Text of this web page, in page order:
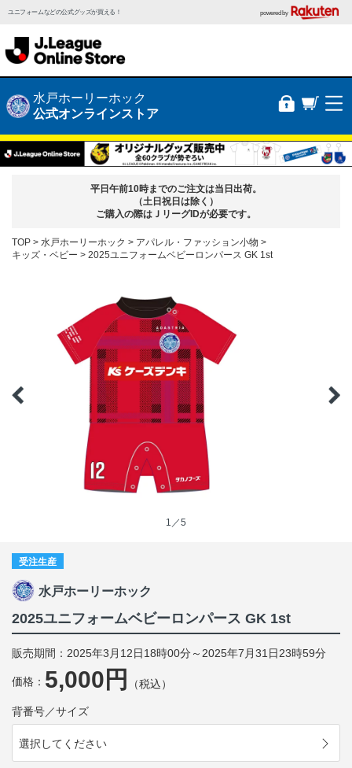
ユニフォームなどの公式グッズが買える！ powered by
水戸ホーリーホック
公式オンラインストア
平日午前10時までのご注文は当日出荷。
（土日祝日は除く）
ご購入の際はＪリーグIDが必要です。
TOP 水戸ホーリーホック
アパレル・ファッション小物
キッズ・ベビー
2025ユニフォームベビーロンパース GK 1st
1／5
受注生産
水戸ホーリーホック
2025ユニフォームベビーロンパース GK 1st
販売期間：2025年3月12日18時00分～2025年7月31日23時59分
価格： 5,000円 （税込）
背番号／サイズ
選択してください